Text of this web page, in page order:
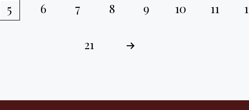
5 6 7 8 9 10 11
21